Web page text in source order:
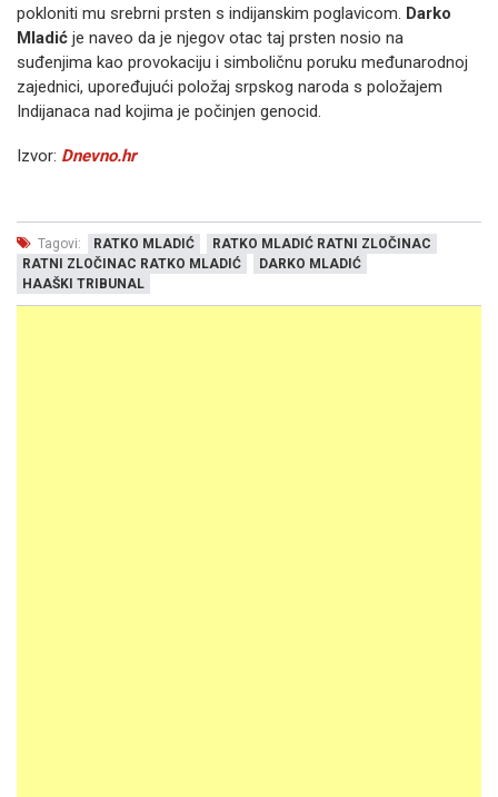
pokloniti mu srebrni prsten s indijanskim poglavicom. Darko
Mladić je naveo da je njegov otac taj prsten nosio na
suđenjima kao provokaciju i simboličnu poruku međunarodnoj
zajednici, upoređujući položaj srpskog naroda s položajem
Indijanaca nad kojima je počinjen genocid.
Izvor: Dnevno.hr
Tagovi: RATKO MLADIĆ
RATKO MLADIĆ RATNI ZLOČINAC
RATNI ZLOČINAC RATKO MLADIĆ
DARKO MLADIĆ
HAAŠKI TRIBUNAL